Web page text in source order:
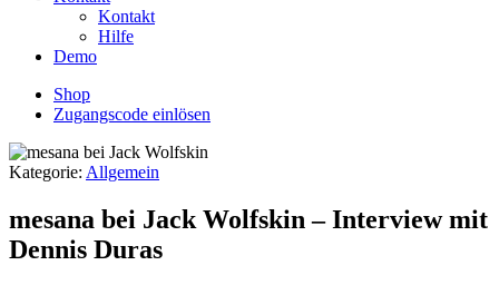
Kontakt
Hilfe
Demo
Shop
Zugangscode einlösen
Kategorie: Allgemein
mesana bei Jack Wolfskin – Interview mit
Dennis Duras